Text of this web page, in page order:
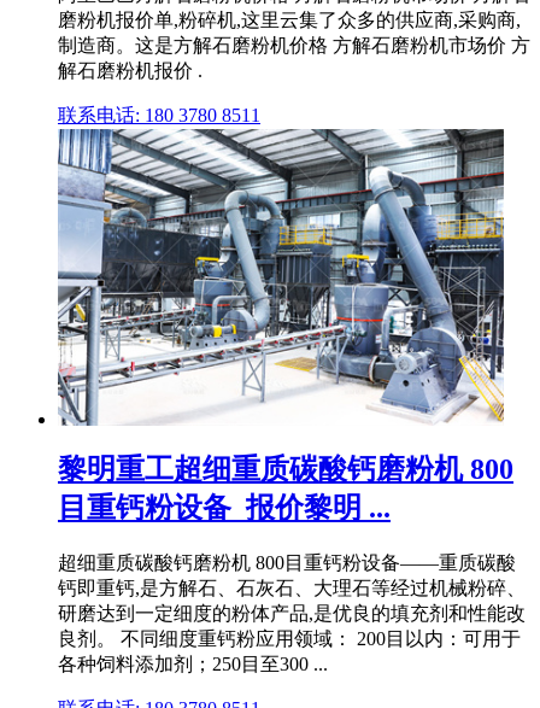
磨粉机报价单,粉碎机,这里云集了众多的供应商,采购商,
制造商。这是方解石磨粉机价格 方解石磨粉机市场价 方
解石磨粉机报价 .
联系电话: 180 3780 8511
黎明重工超细重质碳酸钙磨粉机 800
目重钙粉设备_报价黎明 ...
超细重质碳酸钙磨粉机 800目重钙粉设备——重质碳酸
钙即重钙,是方解石、石灰石、大理石等经过机械粉碎、
研磨达到一定细度的粉体产品,是优良的填充剂和性能改
良剂。 不同细度重钙粉应用领域： 200目以内：可用于
各种饲料添加剂；250目至300 ...